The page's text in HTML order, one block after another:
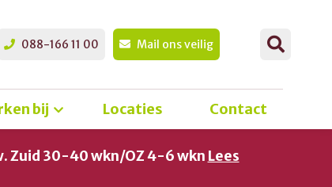
Mail ons veilig
088-166 11 00
bij Locaties Contact
Zuid 30-40 wkn/OZ 4-6 wkn Lees